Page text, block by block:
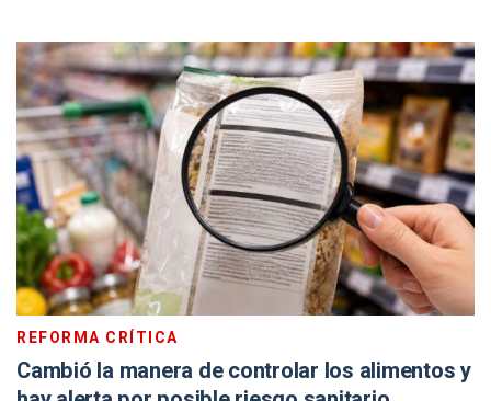
REFORMA CRÍTICA
Cambió la manera de controlar los alimentos y